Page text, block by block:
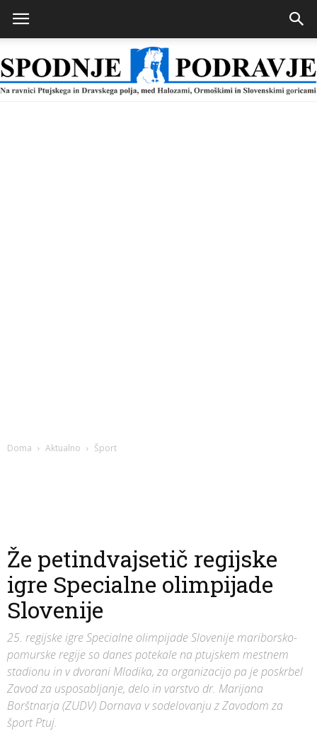
Doma Aktualno Šport
Že petindvajsetič regijske
igre Specialne olimpijade
Slovenije
25. regijske igre Specialne olimpijade Slovenije mariborsko-
pomurske regije so danes potekale na ptujskem mestnem
stadionu in v dvorani Mladika, za organizacijo pa je poskrbel
Zavod za usposabljanje, delo in varstvo dr. Marijana
Borštnarja (ZUDV) Dornava v sodelovanju z Zavodom za
šport Ptuj.